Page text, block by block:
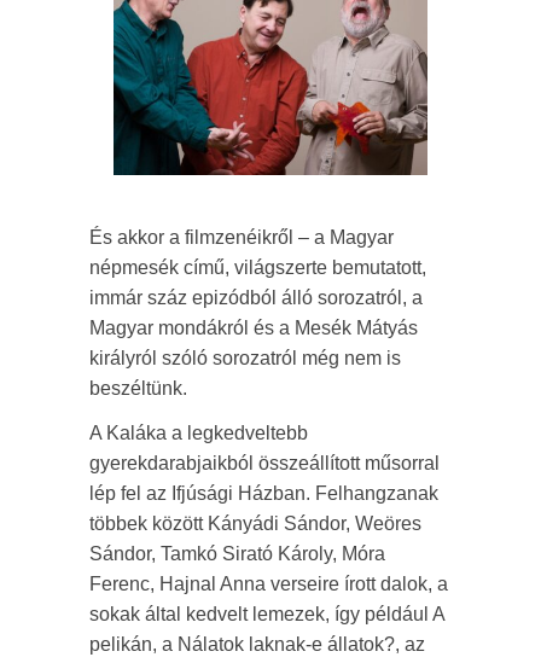
És akkor a filmzenéikről – a Magyar
népmesék című, világszerte bemutatott,
immár száz epizódból álló sorozatról, a
Magyar mondákról és a Mesék Mátyás
királyról szóló sorozatról még nem is
beszéltünk.
A Kaláka a legkedveltebb
gyerekdarabjaikból összeállított műsorral
lép fel az Ifjúsági Házban. Felhangzanak
többek között Kányádi Sándor, Weöres
Sándor, Tamkó Sirató Károly, Móra
Ferenc, Hajnal Anna verseire írott dalok, a
sokak által kedvelt lemezek, így például A
pelikán, a Nálatok laknak-e állatok?, az